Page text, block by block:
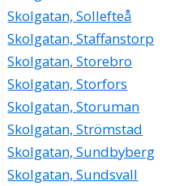
Skolgatan, Sollefteå
Skolgatan, Staffanstorp
Skolgatan, Storebro
Skolgatan, Storfors
Skolgatan, Storuman
Skolgatan, Strömstad
Skolgatan, Sundbyberg
Skolgatan, Sundsvall